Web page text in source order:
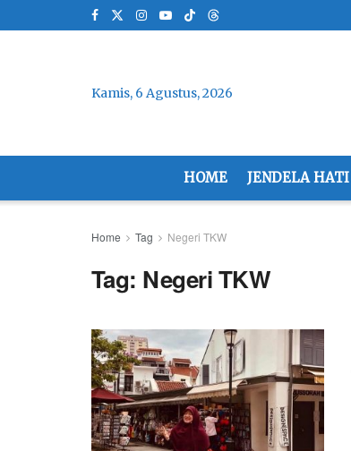
Kamis, 6 Agustus, 2026
HOME JENDELA HATI
Home Tag Negeri TKW
Tag: Negeri TKW